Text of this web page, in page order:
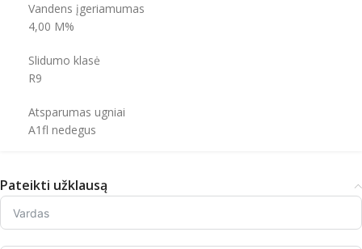
Vandens įgeriamumas
4,00 M%
Slidumo klasė
R9
Atsparumas ugniai
A1fl nedegus
Pateikti užklausą